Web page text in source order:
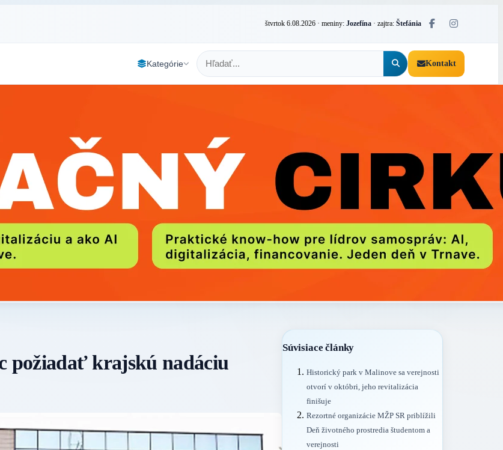
štvrtok 6.08.2026 · meniny: Jozefína · zajtra: Štefánia
Kategórie Kontakt
požiadať krajskú nadáciu
Súvisiace články
Historický park v Malinove sa verejnosti
otvorí v októbri, jeho revitalizácia
finišuje
Rezortné organizácie MŽP SR priblížili
Deň životného prostredia študentom a
verejnosti